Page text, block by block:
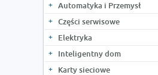
Automatyka i Przemysł
Części serwisowe
Elektryka
Inteligentny dom
Karty sieciowe